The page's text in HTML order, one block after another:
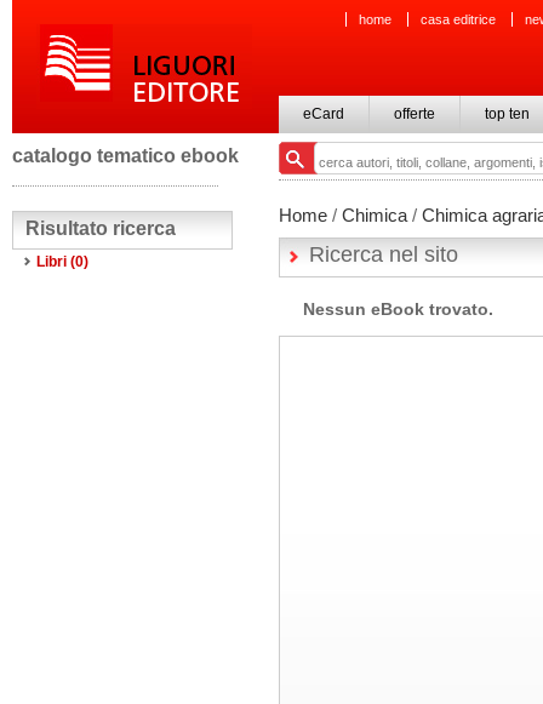
home casa editrice
eCard offerte top ten
catalogo tematico ebook
Risultato ricerca
Libri (0)
Home / Chimica / Chimica
Ricerca nel sito
Nessun eBook trovato.